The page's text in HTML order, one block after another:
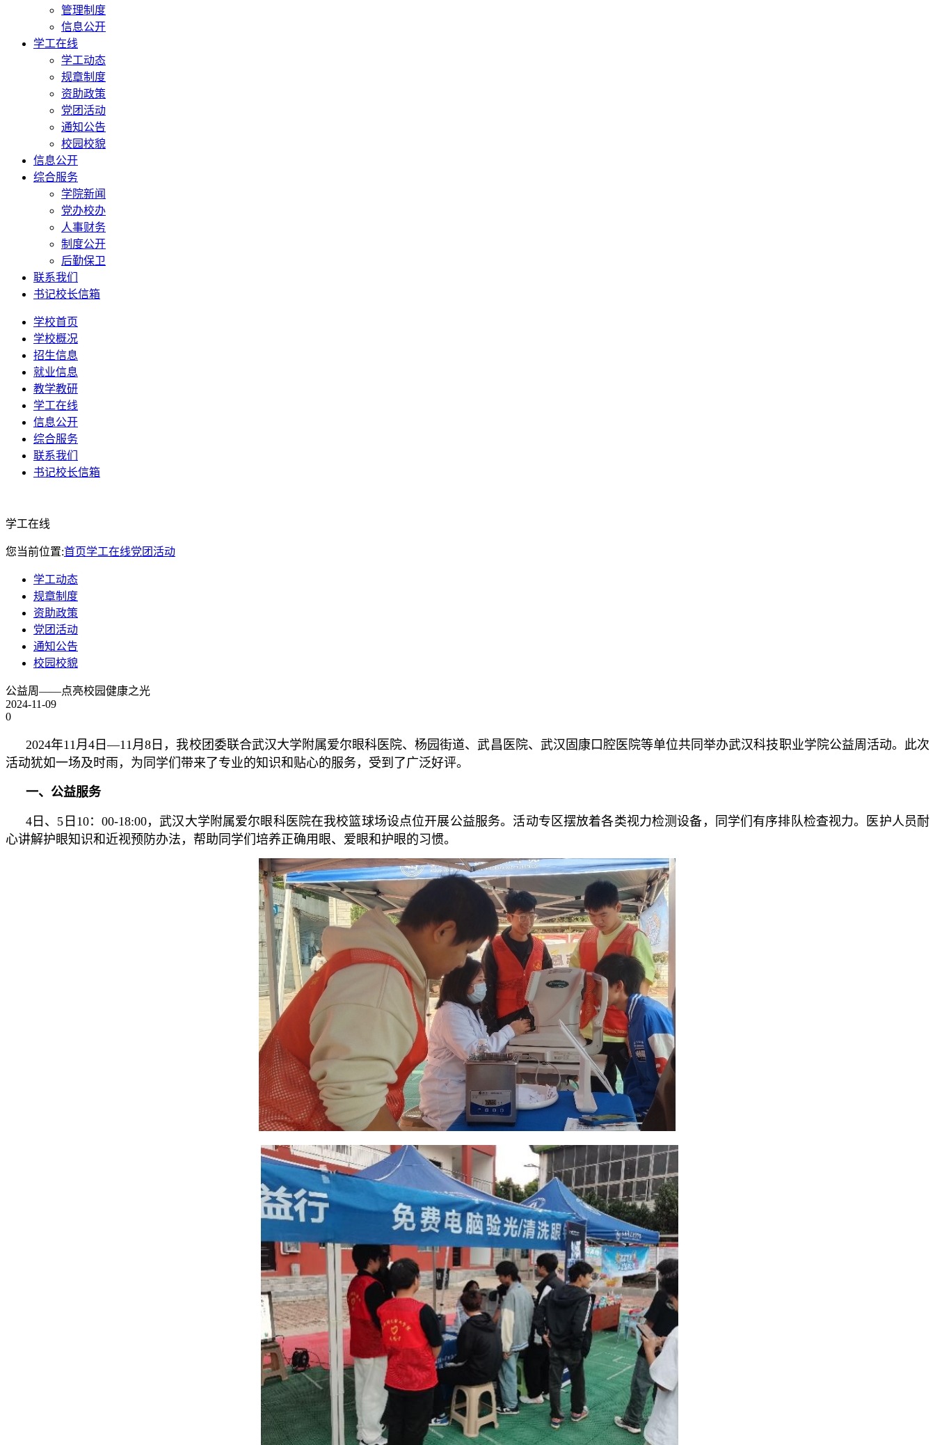
管理制度
信息公开
学工在线
学工动态
规章制度
资助政策
党团活动
通知公告
校园校貌
信息公开
综合服务
学院新闻
党办校办
人事财务
制度公开
后勤保卫
联系我们
书记校长信箱
学校首页
学校概况
招生信息
就业信息
教学教研
学工在线
信息公开
综合服务
联系我们
书记校长信箱
学工在线
您当前位置:首页学工在线党团活动
学工动态
规章制度
资助政策
党团活动
通知公告
校园校貌
公益周——点亮校园健康之光
2024-11-09
0
2024年11月4日—11月8日，我校团委联合武汉大学附属爱尔眼科医院、杨园街道、武昌医院、武汉固康口腔医院等单位共同举办武汉科技职业学院公益周活动。此次
活动犹如一场及时雨，为同学们带来了专业的知识和贴心的服务，受到了广泛好评。
一、公益服务
4日、5日10：00-18:00，武汉大学附属爱尔眼科医院在我校篮球场设点位开展公益服务。活动专区摆放着各类视力检测设备，同学们有序排队检查视力。医护人员耐
心讲解护眼知识和近视预防办法，帮助同学们培养正确用眼、爱眼和护眼的习惯。